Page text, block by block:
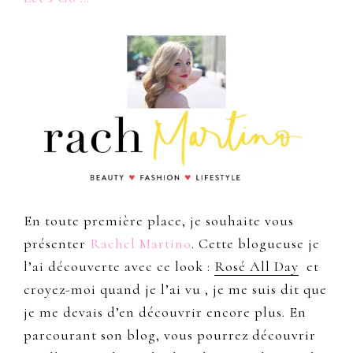
En toute première place, je souhaite vous
présenter Rachel Martino. Cette blogueuse je
l’ai découverte avec ce look : Rosé All Day et
croyez-moi quand je l’ai vu , je me suis dit que
je me devais d’en découvrir encore plus. En
parcourant son blog, vous pourrez découvrir